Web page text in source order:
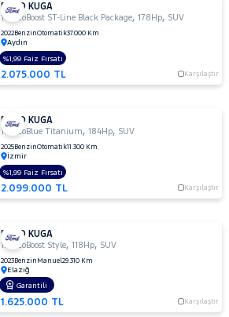
FORD KUGA
1.5 EcoBoost ST-Line Black Package,178Hp, SUV
2022BenzinOtomatik37.000 Km
Aydın
2.075.000 TL Karşılaştır
%1,99 Faiz Fırsatı
FORD KUGA
1.5 EcoBlue Titanium,184Hp, SUV
2025BenzinOtomatik11.300 Km
İzmir
2.099.000 TL Karşılaştır
%1,99 Faiz Fırsatı
FORD KUGA
1.5 EcoBoost Style,118Hp, SUV
2023Benzin Manuel29.310 Km
Elazığ
1.625.000 TL Karşılaştır
Garantili